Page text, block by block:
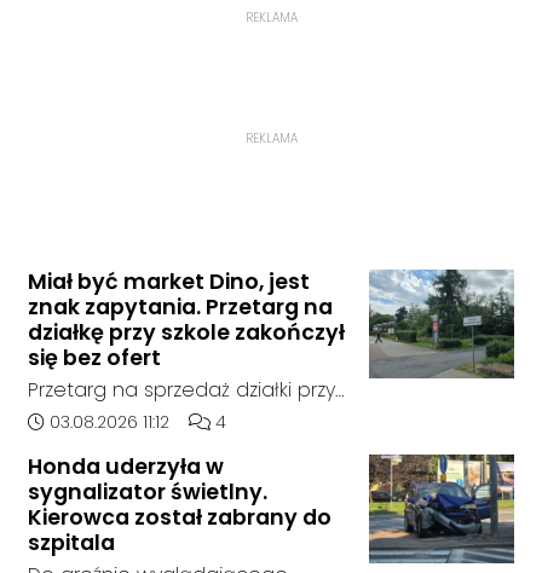
REKLAMA
REKLAMA
Miał być market Dino, jest
znak zapytania. Przetarg na
działkę przy szkole zakończył
się bez ofert
Przetarg na sprzedaż działki przy
Zespole Szkół Technicznych i
Kędzierzynie-Koźlu zakończył się
bez rozstrzygnięcia. Mimo
wcześniejszego zainteresowania
terenem ze strony sieci Dino, do
Data dodania artykułu:
03.08.2026 11:12 Liczba komentarzy artykułu:
4
Honda uderzyła w
sygnalizator świetlny.
Kierowca został zabrany do
szpitala